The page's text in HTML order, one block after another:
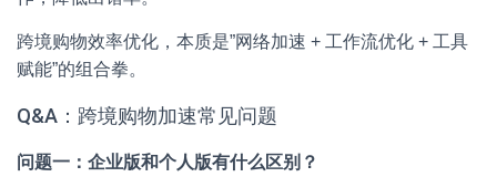
跨境购物效率优化，本质是”网络加速 + 工作流优化 + 工具
赋能”的组合拳。
Q&A：跨境购物加速常见问题
问题一：企业版和个人版有什么区别？